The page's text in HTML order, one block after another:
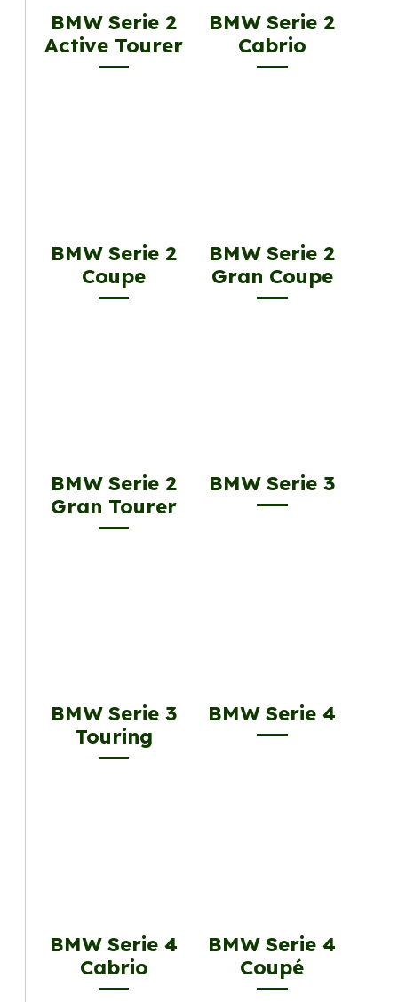
BMW Serie 2
Active Tourer
BMW Serie 2
Cabrio
BMW Serie 2
Coupe
BMW Serie 2
Gran Coupe
BMW Serie 2
Gran Tourer
BMW Serie 3
BMW Serie 3
Touring
BMW Serie 4
BMW Serie 4
Cabrio
BMW Serie 4
Coupé